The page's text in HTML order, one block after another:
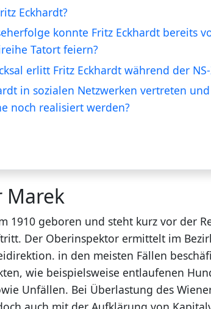
Eckhardt?
konnte Fritz Eckhardt bereits
Tatort feiern?
erlitt Fritz Eckhardt während der
in sozialen Netzwerken vertreten
noch realisiert werden?
Marek
1910 geboren und steht kurz vor der
Der Oberinspektor ermittelt im
in den meisten Fällen
wie beispielsweise entlaufenen
Unfällen. Bei Überlastung des